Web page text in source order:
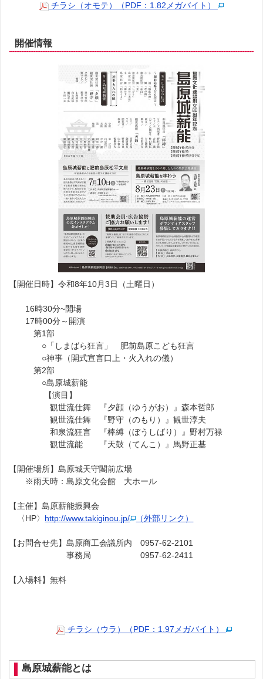
チラシ（オモテ）（PDF：1.82メガバイト）
開催情報
【開催日時】令和8年10月3日（土曜日）
16時30分~開場
17時00分～開演
第1部
○「しまばら狂言」 肥前島原こども狂言
○神事（開式宣言口上・火入れの儀）
第2部
○島原城薪能
【演目】
観世流仕舞 『夕顔（ゆうがお）』森本哲郎
観世流仕舞 『野守（のもり）』観世淳夫
和泉流狂言 『棒縛（ぼうしばり）』野村万禄
観世流能 『天鼓（てんこ）』馬野正基
【開催場所】島原城天守閣前広場
※雨天時：島原文化会館 大ホール
【主催】島原薪能振興会
〈HP〉 http://www.takiginou.jp/ （外部リンク）
【お問合せ先】島原商工会議所内 0957-62-2101
事務局 0957-62-2411
【入場料】無料
チラシ（ウラ）（PDF：1.97メガバイト）
島原城薪能とは